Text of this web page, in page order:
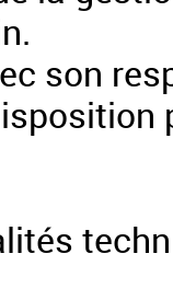
son